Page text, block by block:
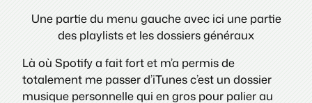
Une partie du menu gauche avec ici une partie
des playlists et les dossiers généraux
Là où Spotify a fait fort et m’a permis de
totalement me passer d’iTunes c’est un dossier
musique personnelle qui en gros pour palier au